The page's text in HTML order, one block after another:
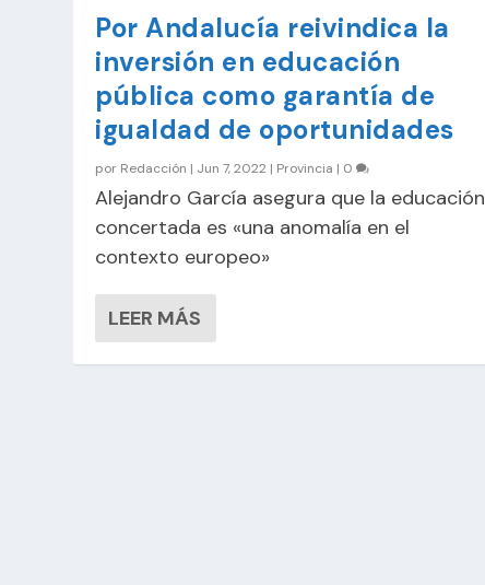
Por Andalucía reivindica la
inversión en educación
pública como garantía de
igualdad de oportunidades
por Redacción | Jun 7, 2022 | Provincia | 0
Alejandro García asegura que la educación
concertada es «una anomalía en el
contexto europeo»
LEER MÁS